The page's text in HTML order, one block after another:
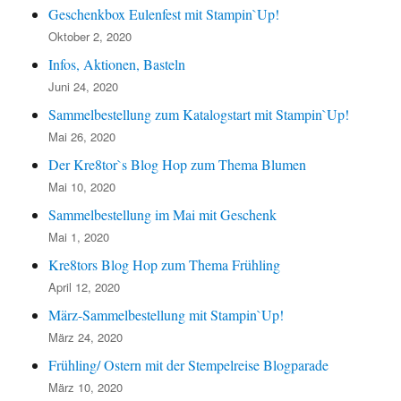
Geschenkbox Eulenfest mit Stampin`Up!
Oktober 2, 2020
Infos, Aktionen, Basteln
Juni 24, 2020
Sammelbestellung zum Katalogstart mit Stampin`Up!
Mai 26, 2020
Der Kre8tor`s Blog Hop zum Thema Blumen
Mai 10, 2020
Sammelbestellung im Mai mit Geschenk
Mai 1, 2020
Kre8tors Blog Hop zum Thema Frühling
April 12, 2020
März-Sammelbestellung mit Stampin`Up!
März 24, 2020
Frühling/ Ostern mit der Stempelreise Blogparade
März 10, 2020